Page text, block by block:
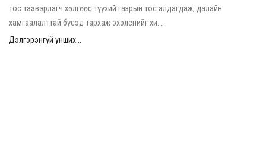
тос тээвэрлэгч хөлгөөс түүхий газрын тос алдагдаж, далайн
хамгаалалттай бүсэд тархаж эхэлснийг хи...
Дэлгэрэнгүй унших...